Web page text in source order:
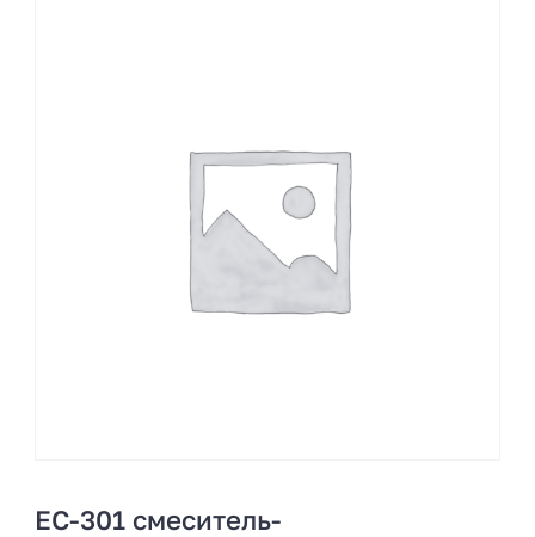
EC-301 смеситель-